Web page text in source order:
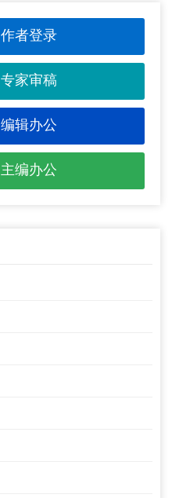
作者登录
专家审稿
编辑办公
主编办公